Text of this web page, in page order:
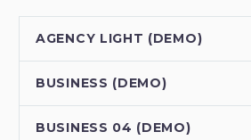
AGENCY LIGHT (DEMO)
BUSINESS (DEMO)
BUSINESS 04 (DEMO)